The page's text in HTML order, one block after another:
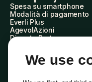
Spesa su smartphone
Modalità di pagamento
Everli Plus
AgevolAzioni
Diventa Partner
Everli Shoppers
About Us
We use